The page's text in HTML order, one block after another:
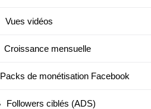
Vues vidéos
Croissance mensuelle
Packs de monétisation Facebook
Followers ciblés (ADS)